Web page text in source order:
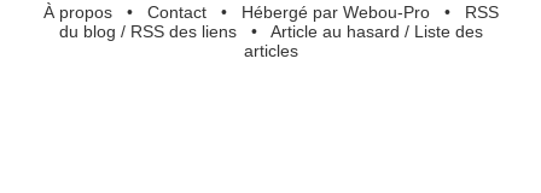
À propos• Contact• Hébergé par Webou-Pro• RSS
du blog / RSS des liens• Article au hasard / Liste des
articles